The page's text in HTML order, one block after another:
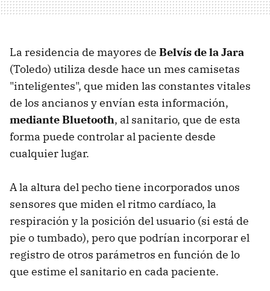
La residencia de mayores de Belvís de la Jara
(Toledo) utiliza desde hace un mes camisetas
"inteligentes", que miden las constantes vitales
de los ancianos y envían esta información,
mediante Bluetooth, al sanitario, que de esta
forma puede controlar al paciente desde
cualquier lugar.
A la altura del pecho tiene incorporados unos
sensores que miden el ritmo cardíaco, la
respiración y la posición del usuario (si está de
pie o tumbado), pero que podrían incorporar el
registro de otros parámetros en función de lo
que estime el sanitario en cada paciente.